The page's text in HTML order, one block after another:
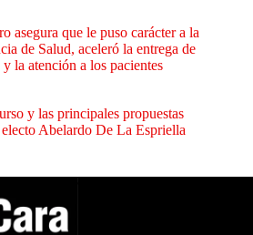
asegura que le puso carácter a la
de Salud, aceleró la entrega de
la atención a los pacientes
y las principales propuestas
Abelardo De La Espriella